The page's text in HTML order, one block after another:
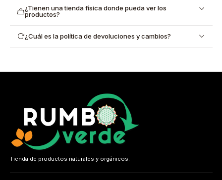
¿Tienen una tienda física donde pueda ver los
productos?
¿Cuál es la política de devoluciones y cambios?
Tienda de productos naturales y orgánicos.